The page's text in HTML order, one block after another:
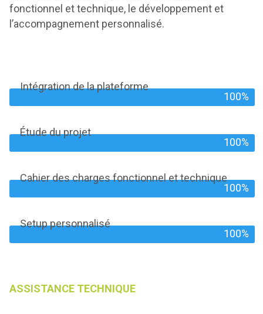
fonctionnel et technique, le développement et
l’accompagnement personnalisé.
Intégration de la plateforme
100%
Étude du projet
100%
Cahier des charges fonctionnel et technique
100%
Setup personnalisé
100%
ASSISTANCE TECHNIQUE